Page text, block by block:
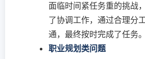
面临时间紧任务重的挑战
了协调工作，通过合理分
通，最终按时完成了任务
职业规划类问题